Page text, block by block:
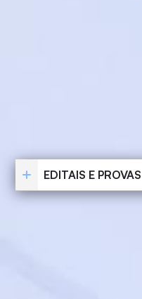
EDITAIS E PROVAS